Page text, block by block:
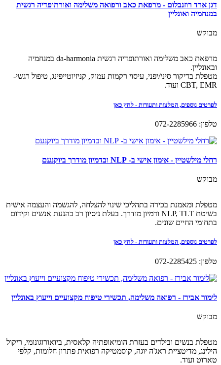
דגן ארד רוזנבלום - מרפאת כאב ורפואה משלימה ואורתופדיה רגשית
במנחמיה ואונליין
מבוקש
מרפאת כאב משלימה ואורתופדיה רגשית da-harmonia במנחמיה
ובאונליין.
מטפלת בדיקור סיני/יפני, עיסוי רקמות עמוק, קניזיוטייפינג, טיפול רגשי-
CBT, EMR ועוד.
לפרטים נוספים, המלצות ותעודות - לחץ כאן
טלפון: 072-2285966
רחלי מילשטיין - אימון אישי ב- NLP ובדמיון מודרך ביוקנעם
מבוקש
מטפלת ומאמנת בכירה בתהליכי שינוי להצלחה, להגשמה והעצמה אישית
בשיטת NLP, TLT ודמיון מודרך. בעלת ניסיון רב בהנעת אנשים וקידום
בתחומי החיים שונים.
לפרטים נוספים, המלצות ותעודות - לחץ כאן
טלפון: 072-2285425
לימור אבירז - רפואה משלימה, תכשירי טיפוח מקצועיים וייעוץ באונליין
מבוקש
מטפלת בנשים ובילדים בעזרת הומיאופתיה קלאסית, ביואורוגונומי, ריקול
הילינג, מדיטציית ראג'ה יוגה, קוסמטיקה רפואית פתרון חלומות, קלפי
טארוט ועוד.